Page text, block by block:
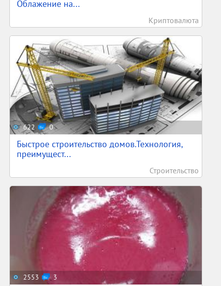
Облажение на...
Криптовалюта
622 0
Быстрое строительство домов.Технология,
преимущест...
Строительство
2553 3